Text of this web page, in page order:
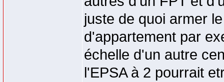
juste de quoi armer
d'appartement par
échelle d'un autre
l'EPSA à 2 pourrait